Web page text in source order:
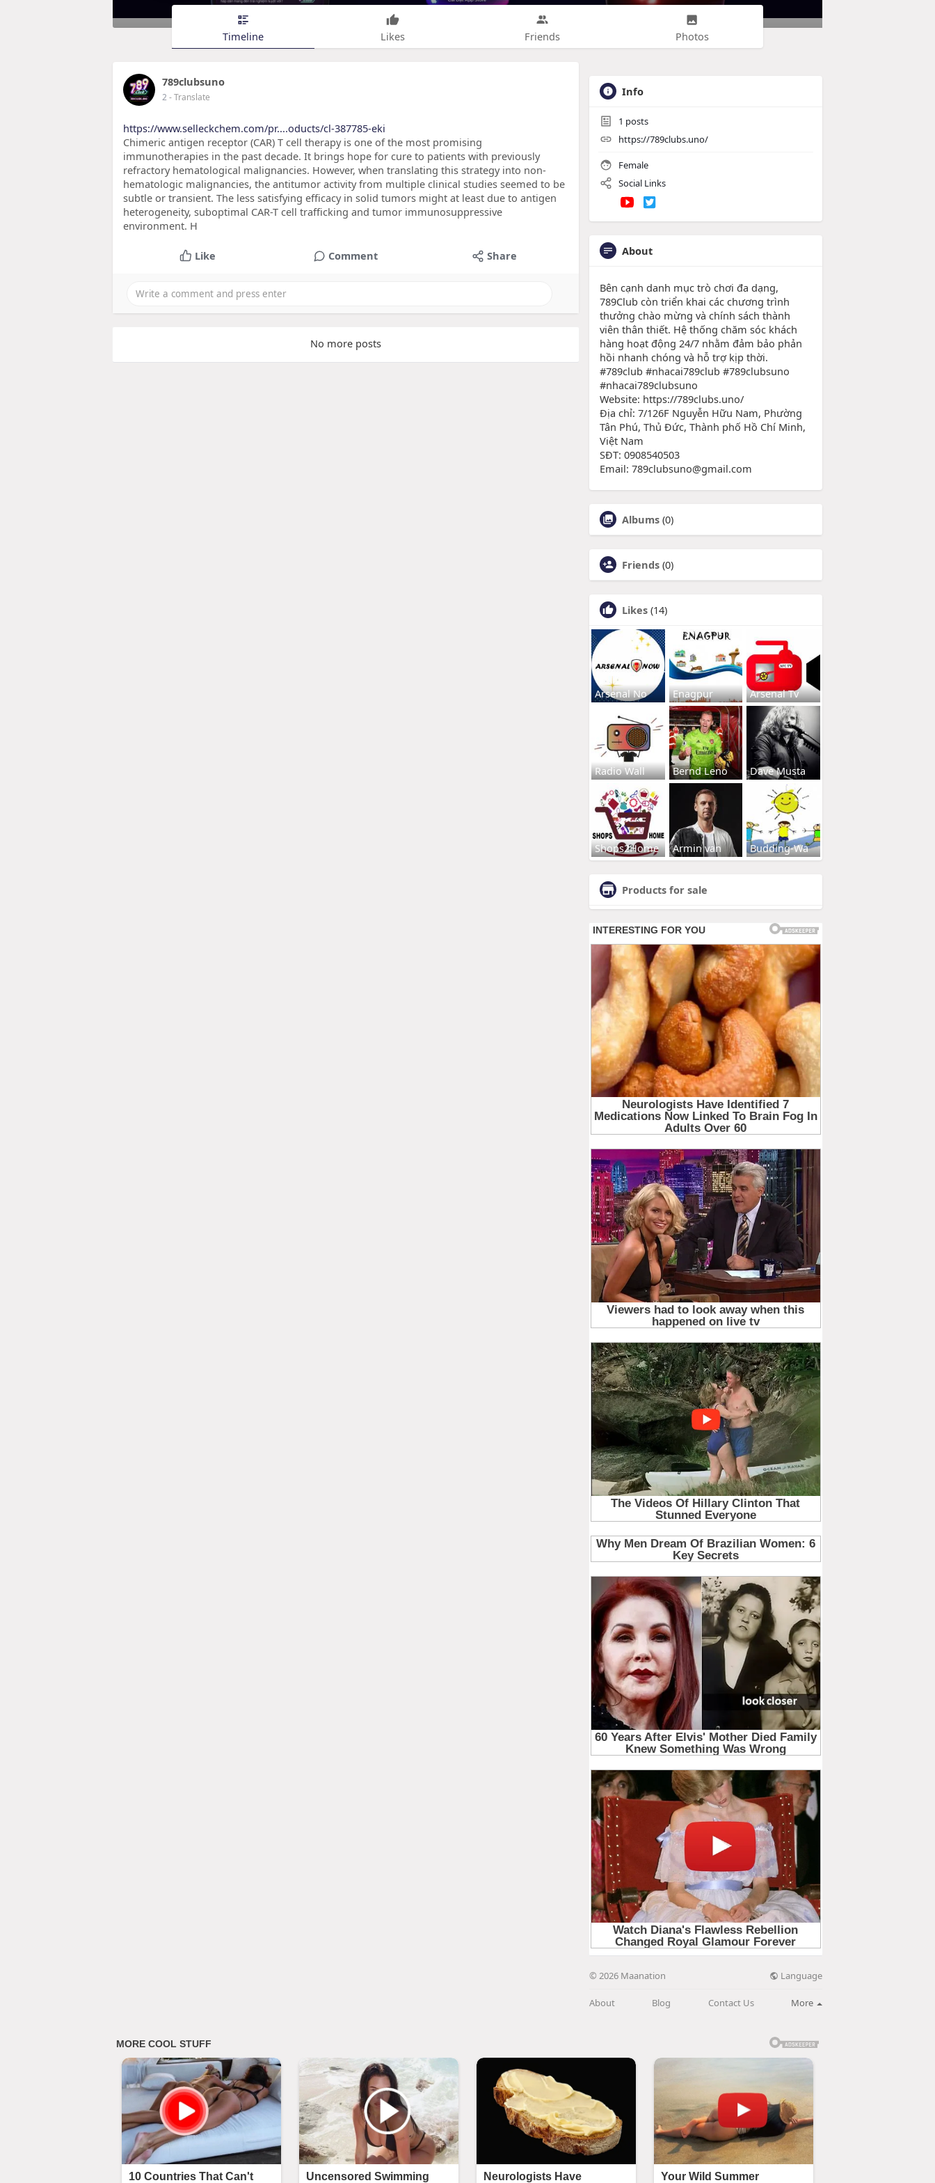
Timeline Likes Friends Photos
789clubsuno
2- Translate
https://www.selleckchem.com/pr....oducts/cl-387785-eki
Chimeric antigen receptor (CAR) T cell therapy is one of the most promising
immunotherapies in the past decade. It brings hope for cure to patients with previously
refractory hematological malignancies. However, when translating this strategy into non-
hematologic malignancies, the antitumor activity from multiple clinical studies seemed to be
subtle or transient. The less satisfying efficacy in solid tumors might at least due to antigen
heterogeneity, suboptimal CAR-T cell trafficking and tumor immunosuppressive
environment. H
Like Comment Share
No more posts
Info
1 posts
https://789clubs.uno/
Female
Social Links
About
Bên cạnh danh mục trò chơi đa dạng,
789Club còn triển khai các chương trình
thưởng chào mừng và chính sách thành
viên thân thiết. Hệ thống chăm sóc khách
hàng hoạt động 24/7 nhằm đảm bảo phản
hồi nhanh chóng và hỗ trợ kịp thời.
#789club #nhacai789club #789clubsuno
#nhacai789clubsuno
Website: https://789clubs.uno/
Địa chỉ: 7/126F Nguyễn Hữu Nam, Phường
Tân Phú, Thủ Đức, Thành phố Hồ Chí Minh,
Việt Nam
SĐT: 0908540503
Email: 789clubsuno@gmail.com
Albums (0)
Friends (0)
Likes (14)
Arsenal No Enagpur Arsenal Tv
Radio Wall Bernd Leno Dave Musta
Shops2Home Armin van Budding-Wa
Products for sale
© 2026 Maanation Language
About Blog Contact Us More